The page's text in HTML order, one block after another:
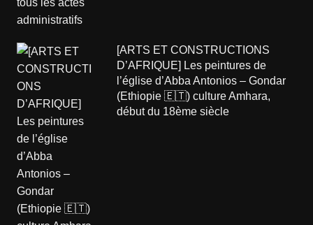
[ARTS ET CONSTRUCTIONS
D’AFRIQUE] Les peintures de
l’église d’Abba Antonios – Gondar
(Ethiopie 🇪🇹) culture Amhara,
début du 18ème siècle